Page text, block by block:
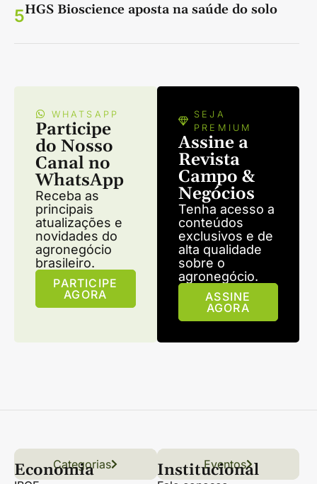
5HGS Bioscience aposta na saúde do solo
WHATSAPP
Participe
do Nosso
Canal no
WhatsApp
Receba as
principais
atualizações e
novidades do
agronegócio
brasileiro.
PARTICIPE
AGORA
SEJA
PREMIUM
Assine a
Revista
Campo &
Negócios
Tenha acesso a
conteúdos
exclusivos e de
alta qualidade
sobre o
agronegócio.
ASSINE
AGORA
Links úteis
Conteúdo Grãos
Florestas Hortifrúti
Categorias Eventos
Economia Institucional